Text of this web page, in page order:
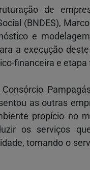
de
(BNDES),
e
a execução
financeira e etapa
as outras
propício no
os serviços
tornando o